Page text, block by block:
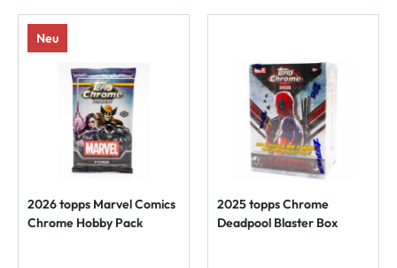
Neu
2026 topps Marvel Comics
Chrome Hobby Pack
2025 topps Chrome
Deadpool Blaster Box